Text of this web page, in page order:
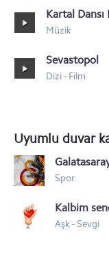
Kartal
Müzik
Sevastopol
Dizi - Film
Uyumlu duvar
Spor
Kalbim
Aşk - Sevgi